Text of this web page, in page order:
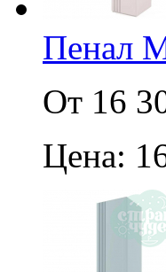
Пенал
От 16
Цена: